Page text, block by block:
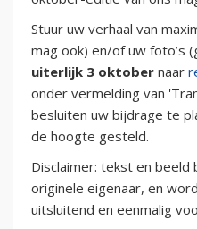
Stuur uw verhaal van
mag ook) en/of uw foto’s
uiterlijk 3 oktober naar
onder vermelding van
besluiten uw bijdrage te
de hoogte gesteld.
Disclaimer: tekst en beeld
originele eigenaar, en
uitsluitend en eenmalig